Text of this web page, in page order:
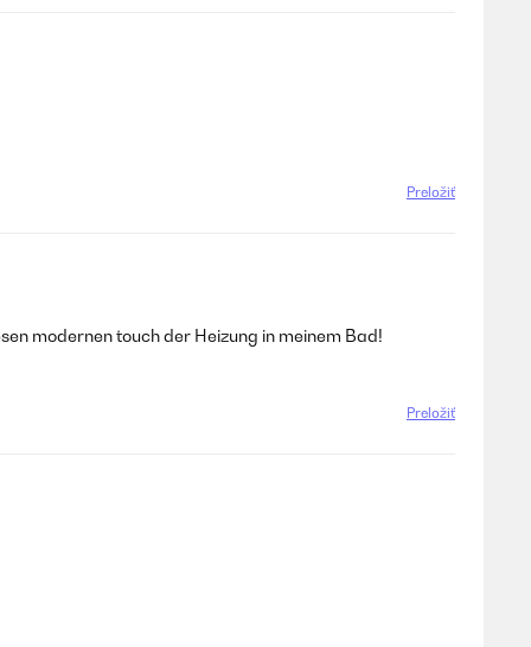
Preložiť
modernen touch der Heizung in meinem Bad!
Preložiť